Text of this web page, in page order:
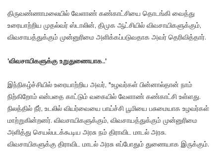
திருவண்ணாமலையில் வேளாண் கண்காட்சியை தொடங்கி வைத்து
உரையாற்றிய முதல்வர் ஸ்டாலின், திமுக ஆட்சியில் விவசாயிகளுக்கும்,
விவசாயத்துக்கும் முன்னுரிமை அளிக்கப்படுவதாக அவர் தெரிவித்தார்.
'விவசாயிகளுக்கு உறுதுணையாக..'
இந்நிகழ்ச்சியில் உரையாற்றிய அவர், "உழவர்கள் பின்னால்தான் நாம்
நிற்கிறோம் என்பதை காட்டும் வகையில் வேளாண் கண்காட்சி உள்ளது.
நிலத்தில் நீர், உடலில் வியர்வையை பாய்ச்சி பூமியை பசுமையாக உழவர்கள்
மாற்றுகின்றனர். விவசாயிகளுக்கும், விவசாயத்துக்கும் முன்னுரிமை
அளித்து செயல்படக்கூடிய அரசு நம் திராவிட மாடல் அரசு.
விவசாயிகளுக்கு திராவிட மாடல் அரசு எப்போதும் துணையாக இருக்கும்.